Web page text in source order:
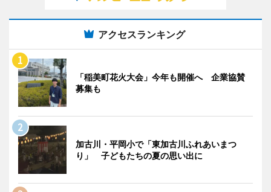
アクセスランキング
「稲美町花火大会」今年も開催へ 企業協賛
募集も
加古川・平岡小で「東加古川ふれあいまつ
り」 子どもたちの夏の思い出に